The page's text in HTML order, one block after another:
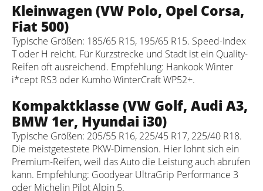
Kleinwagen (VW Polo, Opel Corsa,
Fiat 500)
Typische Größen: 185/65 R15, 195/65 R15. Speed-Index
T oder H reicht. Für Kurzstrecke und Stadt ist ein Quality-
Reifen oft ausreichend. Empfehlung: Hankook Winter
i*cept RS3 oder Kumho WinterCraft WP52+.
Kompaktklasse (VW Golf, Audi A3,
BMW 1er, Hyundai i30)
Typische Größen: 205/55 R16, 225/45 R17, 225/40 R18.
Die meistgetestete PKW-Dimension. Hier lohnt sich ein
Premium-Reifen, weil das Auto die Leistung auch abrufen
kann. Empfehlung: Goodyear UltraGrip Performance 3
oder Michelin Pilot Alpin 5.